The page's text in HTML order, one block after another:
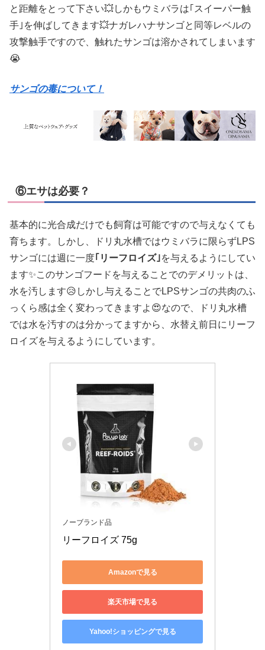
と距離をとって下さい💥しかもウミバラは｢スイーパー触
手｣を伸ばしてきます💥ナガレハナサンゴと同等レベルの
攻撃触手ですので、触れたサンゴは溶かされてしまいます
😭
サンゴの毒について！
⑥エサは必要？
基本的に光合成だけでも飼育は可能ですので与えなくても
育ちます。しかし、ドリ丸水槽ではウミバラに限らずLPS
サンゴには週に一度｢リーフロイズ｣を与えるようにしてい
ます✨このサンゴフードを与えることでのデメリットは、
水を汚します😥しかし与えることでLPSサンゴの共肉のふ
っくら感は全く変わってきますよ😍なので、ドリ丸水槽
では水を汚すのは分かってますから、水替え前日にリーフ
ロイズを与えるようにしています。
ノーブランド品
リーフロイズ 75g
Amazonで見る
楽天市場で見る
Yahoo!ショッピングで見る